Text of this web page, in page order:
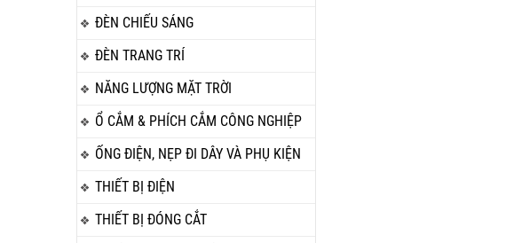
ĐÈN CHIẾU SÁNG
ĐÈN TRANG TRÍ
NĂNG LƯỢNG MẶT TRỜI
Ổ CẮM & PHÍCH CẮM CÔNG NGHIỆP
ỐNG ĐIỆN, NẸP ĐI DÂY VÀ PHỤ KIỆN
THIẾT BỊ ĐIỆN
THIẾT BỊ ĐÓNG CẮT